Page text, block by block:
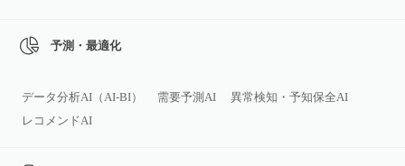
予測・最適化
データ分析AI（AI‑BI） 需要予測AI
異常検知・予知保全AI
レコメンドAI